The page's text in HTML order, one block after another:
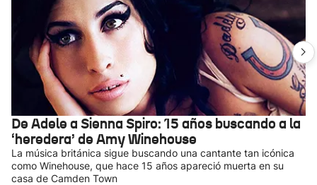
De Adele a Sienna Spiro: 15 años buscando a la
‘heredera’ de Amy Winehouse
La música británica sigue buscando una cantante tan icónica
como Winehouse, que hace 15 años apareció muerta en su
casa de Camden Town